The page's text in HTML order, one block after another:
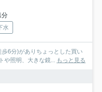
分
水
6分)がありちょっとした買い
や照明、大きな鏡... もっと見る